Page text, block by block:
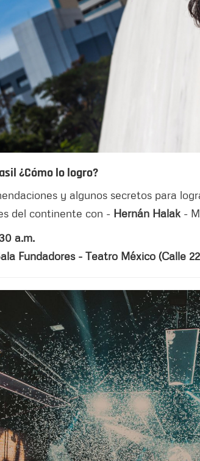
¿Cómo lo logro?
y algunos secretos para
del continente con - Hernán Halak -
a.m.
Fundadores - Teatro México (Calle